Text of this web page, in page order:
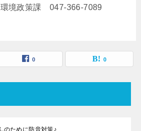
境政策課 047-366-7089
0 0
のために防音対策♪